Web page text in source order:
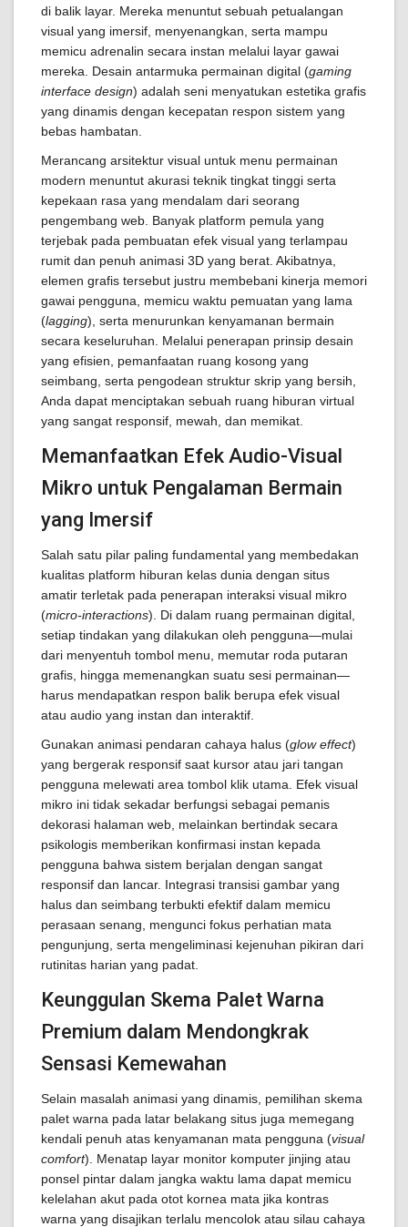
di balik layar. Mereka menuntut sebuah petualangan
visual yang imersif, menyenangkan, serta mampu
memicu adrenalin secara instan melalui layar gawai
mereka. Desain antarmuka permainan digital (gaming
interface design) adalah seni menyatukan estetika grafis
yang dinamis dengan kecepatan respon sistem yang
bebas hambatan.
Merancang arsitektur visual untuk menu permainan
modern menuntut akurasi teknik tingkat tinggi serta
kepekaan rasa yang mendalam dari seorang
pengembang web. Banyak platform pemula yang
terjebak pada pembuatan efek visual yang terlampau
rumit dan penuh animasi 3D yang berat. Akibatnya,
elemen grafis tersebut justru membebani kinerja memori
gawai pengguna, memicu waktu pemuatan yang lama
(lagging), serta menurunkan kenyamanan bermain
secara keseluruhan. Melalui penerapan prinsip desain
yang efisien, pemanfaatan ruang kosong yang
seimbang, serta pengodean struktur skrip yang bersih,
Anda dapat menciptakan sebuah ruang hiburan virtual
yang sangat responsif, mewah, dan memikat.
Memanfaatkan Efek Audio-Visual
Mikro untuk Pengalaman Bermain
yang Imersif
Salah satu pilar paling fundamental yang membedakan
kualitas platform hiburan kelas dunia dengan situs
amatir terletak pada penerapan interaksi visual mikro
(micro-interactions). Di dalam ruang permainan digital,
setiap tindakan yang dilakukan oleh pengguna—mulai
dari menyentuh tombol menu, memutar roda putaran
grafis, hingga memenangkan suatu sesi permainan—
harus mendapatkan respon balik berupa efek visual
atau audio yang instan dan interaktif.
Gunakan animasi pendaran cahaya halus (glow effect)
yang bergerak responsif saat kursor atau jari tangan
pengguna melewati area tombol klik utama. Efek visual
mikro ini tidak sekadar berfungsi sebagai pemanis
dekorasi halaman web, melainkan bertindak secara
psikologis memberikan konfirmasi instan kepada
pengguna bahwa sistem berjalan dengan sangat
responsif dan lancar. Integrasi transisi gambar yang
halus dan seimbang terbukti efektif dalam memicu
perasaan senang, mengunci fokus perhatian mata
pengunjung, serta mengeliminasi kejenuhan pikiran dari
rutinitas harian yang padat.
Keunggulan Skema Palet Warna
Premium dalam Mendongkrak
Sensasi Kemewahan
Selain masalah animasi yang dinamis, pemilihan skema
palet warna pada latar belakang situs juga memegang
kendali penuh atas kenyamanan mata pengguna (visual
comfort). Menatap layar monitor komputer jinjing atau
ponsel pintar dalam jangka waktu lama dapat memicu
kelelahan akut pada otot kornea mata jika kontras
warna yang disajikan terlalu mencolok atau silau cahaya